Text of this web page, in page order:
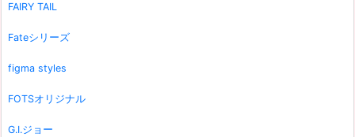
FAIRY TAIL
Fateシリーズ
figma styles
FOTSオリジナル
G.I.ジョー